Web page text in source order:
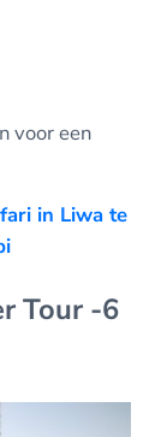
voor een
in Liwa te
Tour -6